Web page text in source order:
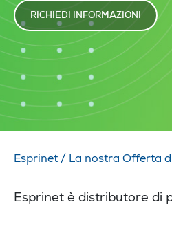
RICHIEDI INFORMAZIONI
Esprinet / La nostra Offerta
Esprinet è distributore di